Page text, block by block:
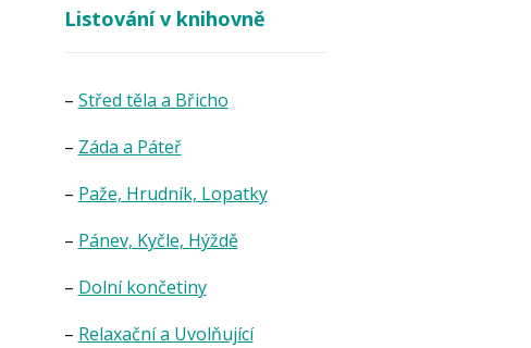
Listování v knihovně
– Střed těla a Břicho
– Záda a Páteř
– Paže, Hrudník, Lopatky
– Pánev, Kyčle, Hýždě
– Dolní končetiny
– Relaxační a Uvolňující